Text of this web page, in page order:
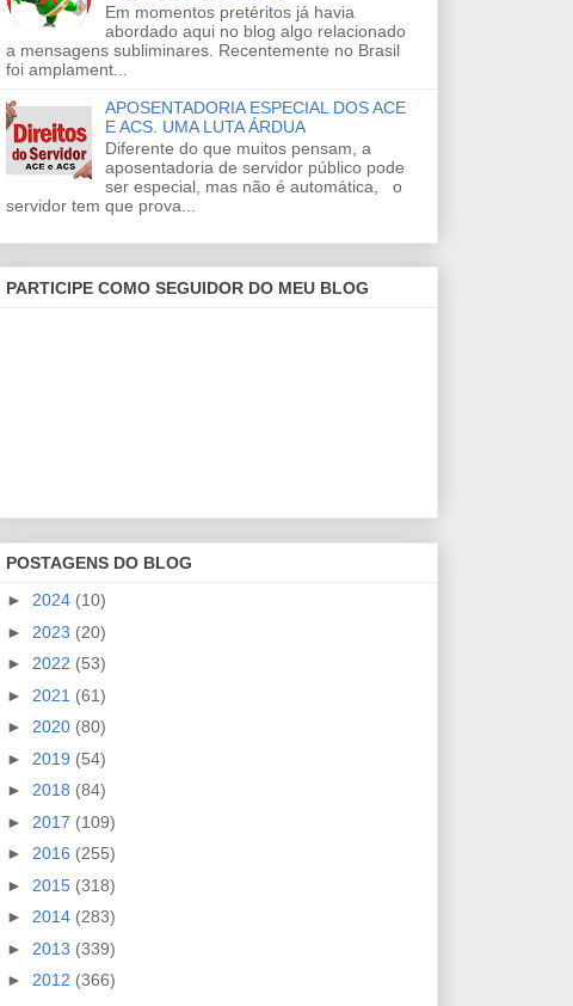
Em momentos pretéritos já havia
abordado aqui no blog algo relacionado
a mensagens subliminares. Recentemente no Brasil
foi amplament...
APOSENTADORIA ESPECIAL DOS ACE
E ACS. UMA LUTA ÁRDUA
Diferente do que muitos pensam, a
aposentadoria de servidor público pode
ser especial, mas não é automática, o
servidor tem que prova...
PARTICIPE COMO SEGUIDOR DO MEU BLOG
POSTAGENS DO BLOG
► 2024 (10)
► 2023 (20)
► 2022 (53)
► 2021 (61)
► 2020 (80)
► 2019 (54)
► 2018 (84)
► 2017 (109)
► 2016 (255)
► 2015 (318)
► 2014 (283)
► 2013 (339)
► 2012 (366)